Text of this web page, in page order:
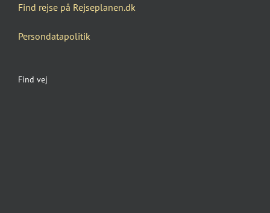
Find rejse på Rejseplanen.dk
Persondatapolitik
Find vej